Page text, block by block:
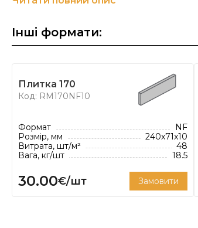
підкреслюючи індивідуальність
На сьогоднішній день група
управлінні п'ятого покоління сім'ї
плитку, облицювальну клінкерну
черепицю.
мм.
Інші формати:
Плитка 170
Код: RM170NF10
Формат
NF
Розмір, мм
240x71x10
Витрата, шт/м²
48
Вага, кг/шт
18.5
30.00€/шт Замовити